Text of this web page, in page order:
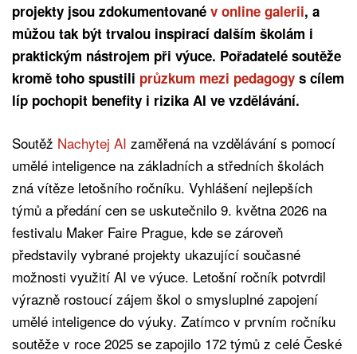
projekty jsou zdokumentované v online galerii, a
můžou tak být trvalou inspirací dalším školám i
praktickým nástrojem při výuce. Pořadatelé soutěže
kromě toho spustili průzkum mezi pedagogy s cílem
líp pochopit benefity i rizika AI ve vzdělávání.
Soutěž Nachytej AI zaměřená na vzdělávání s pomocí
umělé inteligence na základních a středních školách
zná vítěze letošního ročníku. Vyhlášení nejlepších
týmů a předání cen se uskutečnilo 9. května 2026 na
festivalu Maker Faire Prague, kde se zároveň
představily vybrané projekty ukazující současné
možnosti využití AI ve výuce. Letošní ročník potvrdil
výrazně rostoucí zájem škol o smysluplné zapojení
umělé inteligence do výuky. Zatímco v prvním ročníku
soutěže v roce 2025 se zapojilo 172 týmů z celé České